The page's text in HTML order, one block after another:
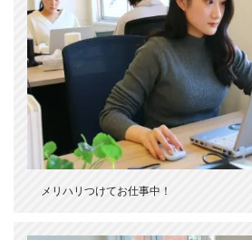
メリハリつけてお仕事中！